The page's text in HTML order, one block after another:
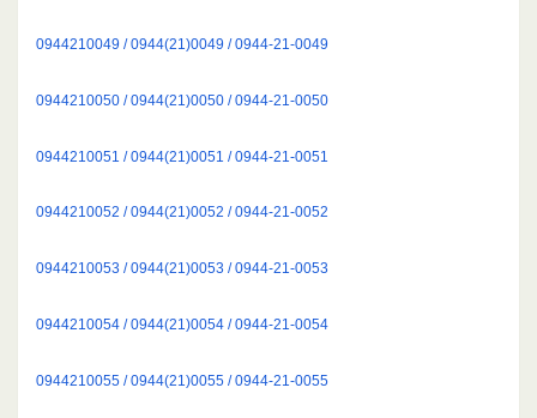
0944210049 / 0944(21)0049 / 0944-21-0049
0944210050 / 0944(21)0050 / 0944-21-0050
0944210051 / 0944(21)0051 / 0944-21-0051
0944210052 / 0944(21)0052 / 0944-21-0052
0944210053 / 0944(21)0053 / 0944-21-0053
0944210054 / 0944(21)0054 / 0944-21-0054
0944210055 / 0944(21)0055 / 0944-21-0055